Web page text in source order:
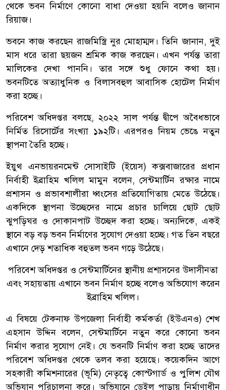
থেকে ভবন নির্মাণে কোনো বাধা দেওয়া হয়নি বলেও জানান
রিয়াজ।
ভবনে কাজ করছেন রাজমিস্ত্রি নুর মোহাম্মদ। তিনি জানান, দুই
মাস ধরে তারা ছয়জন শ্রমিক কাজ করছেন। এখন পর্যন্ত তারা
মালিকের দেখা পাননি। তার সঙ্গে শুধু ফোনে কথা হয়।
ভবনটিতে অত্যাধুনিক ও বিলাসবহুল আবাসিক হোটেল নির্মাণ
করা হচ্ছে।
পরিবেশ অধিদপ্তর বলছে, ২০২২ সাল পর্যন্ত দ্বীপে অবৈধভাবে
নির্মিত রিসোর্টের সংখ্যা ১৯২টি। এরপরও নিয়ম ভেঙে নতুন
স্থাপনা তৈরি হচ্ছে।
ইয়ুথ এনভায়রনমেন্ট সোসাইটি (ইয়েস) কক্সবাজারের প্রধান
নির্বাহী ইব্রাহিম খলিল মামুন বলেন, সেন্টমার্টিন রক্ষার নামে
প্রশাসন ও প্রভাবশালীরা ধ্বংসের প্রতিযোগিতায় মেতে উঠেছে।
একদিকে স্থাপনা উচ্ছেদের নামে প্রচার চালিয়ে ছোট ছোট
ঝুপড়িঘর ও দোকানপাট উচ্ছেদ করা হচ্ছে। অন্যদিকে, একই
স্থানে বড় বড় ভবন নির্মাণের সুযোগ দেওয়া হচ্ছে। গত তিন বছরে
এখানে দেড় শতাধিক বহুতল ভবন গড়ে উঠেছে।
পরিবেশ অধিদপ্তর ও সেন্টমার্টিনের স্থানীয় প্রশাসনের উদাসীনতা
এবং সহায়তায় এখানে ভবন নির্মাণ হচ্ছে বলেও অভিযোগ করেন
ইব্রাহিম খলিল।
এ বিষয়ে টেকনাফ উপজেলা নির্বাহী কর্মকর্তা (ইউএনও) শেখ
এহসান উদ্দিন বলেন, সেন্টমার্টিনে নতুন করে কোনো ভবন
নির্মাণ করার সুযোগ নেই। যে ভবনটি নির্মাণ করা হচ্ছে তাদের
পরিবেশ অধিদপ্তর থেকে তলব করা হয়েছে। কয়েকদিন আগে
সহকারী কমিশনারের (ভূমি) নেতৃত্বে কোস্টগার্ড ও পুলিশ যৌথ
অভিযান পরিচালনা করে। অভিযানে ডেইল পাড়ায় নির্মাণাধীন